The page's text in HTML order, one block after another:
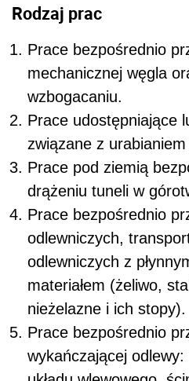
Rodzaj prac
Prace bezpośrednio
mechanicznej węgla
wzbogacaniu.
Prace udostępniające
związane z
Prace pod ziemią
drążeniu tuneli w
Prace bezpośrednio
odlewniczych,
odlewniczych z
materiałem (żeliwo,
nieżelazne i ich stopy).
Prace bezpośrednio
wykańczającej